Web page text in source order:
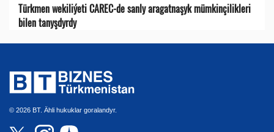
Türkmen wekiliýeti CAREC-de sanly aragatnaşyk mümkinçilikleri
bilen tanyşdyrdy
© 2026 BT. Ähli hukuklar goralandyr.